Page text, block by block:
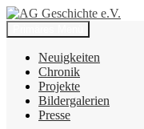
Zum
Inhalt
springen
AG
Suchen
Neuigkeiten
Chronik
Projekte
Bildergalerien
Presse